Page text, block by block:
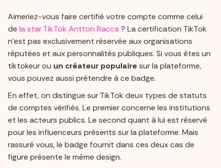
Aimeriez-vous faire certifié votre compte comme celui
de la star TikTok Antton Racca? La certification TikTok
n’est pas exclusivement réservée aux organisations
réputées et aux personnalités publiques. Si vous êtes un
tiktokeur ou un créateur populaire sur la plateforme,
vous pouvez aussi prétendre à ce badge.
En effet, on distingue sur TikTok deux types de statuts
de comptes vérifiés. Le premier concerne les institutions
et les acteurs publics. Le second quant à lui est réservé
pour les influenceurs présents sur la plateforme. Mais
rassuré vous, le badge fournit dans ces deux cas de
figure présente le même design.